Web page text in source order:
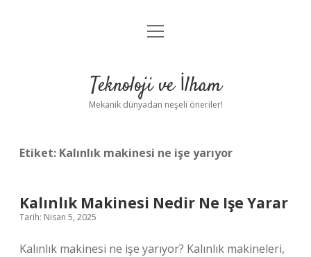
Anasayfa
Yasal Uyarı
menüyü
Teknoloji ve İlham
Mekanik dünyadan neşeli öneriler!
Etiket: Kalınlık makinesi ne işe yarıyor
Kalınlık Makinesi Nedir Ne Işe Yarar
Tarih: Nisan 5, 2025
Kalınlık makinesi ne işe yarıyor? Kalınlık makineleri,